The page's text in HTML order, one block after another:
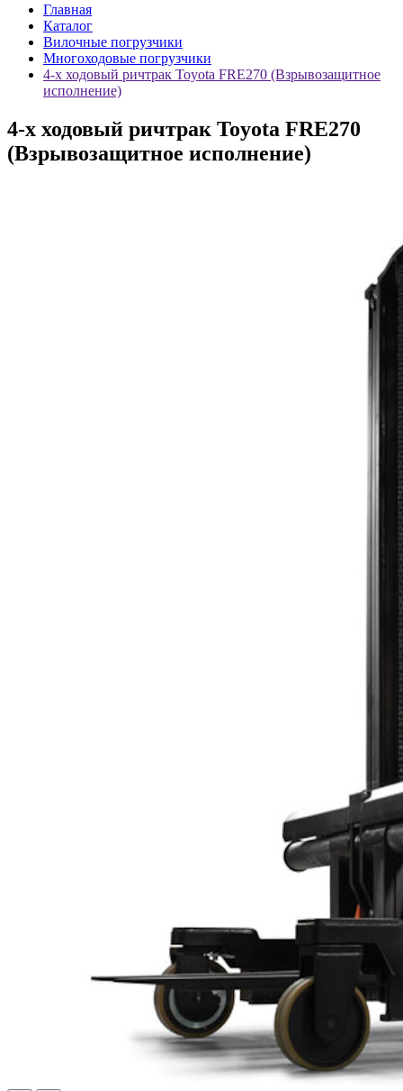
Главная
Каталог
Вилочные погрузчики
Многоходовые погрузчики
4-х ходовый ричтрак Toyota FRE270 (Взрывозащитное
исполнение)
4-х ходовый ричтрак Toyota FRE270
(Взрывозащитное исполнение)